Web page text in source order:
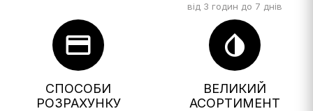
від 3 годин до 7 днів
credit_card
СПОСОБИ
РОЗРАХУНКУ
invert_colors
ВЕЛИКИЙ
АСОРТИМЕНТ